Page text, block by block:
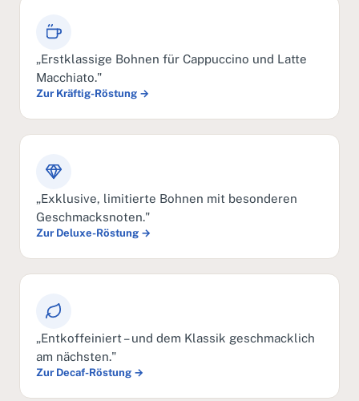
„Erstklassige Bohnen für Cappuccino und Latte
Macchiato."
Zur Kräftig-Röstung →
„Exklusive, limitierte Bohnen mit besonderen
Geschmacksnoten."
Zur Deluxe-Röstung →
„Entkoffeiniert – und dem Klassik geschmacklich
am nächsten."
Zur Decaf-Röstung →